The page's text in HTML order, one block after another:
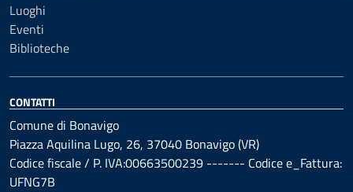
Luoghi
Eventi
Biblioteche
CONTATTI
Comune di Bonavigo
Piazza Aquilina Lugo, 26, 37040 Bonavigo (VR)
Codice fiscale / P. IVA:00663500239 ------- Codice e_Fattura:
UFNG7B